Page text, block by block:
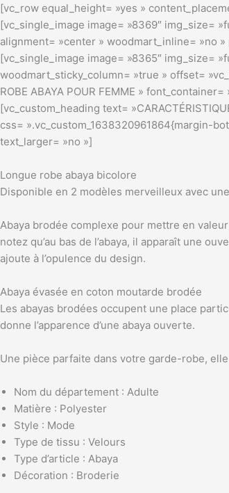
[vc_row equal_height= »yes »
[vc_single_image image= »8369″ img_size=
alignment= »center » woodmart_inline= »no
[vc_single_image image= »8365″ img_size=
woodmart_sticky_column= »true » offset=
ROBE ABAYA POUR FEMME »
[vc_custom_heading text=
css= ».vc_custom_1638320961864{margin-
text_larger= »no »]
Longue robe abaya bicolore
Disponible en 2 modèles merveilleux avec
Abaya brodée complexe pour mettre en
notez qu’au bas de l’abaya, il apparaît une
ajoute à l’opulence du design.
Abaya évasée en coton moutarde brodée
Les abayas brodées occupent une place
donne l’apparence d’une abaya ouverte.
Une pièce parfaite dans votre garde-robe,
Nom du département : Adulte
Matière : Polyester
Style : Mode
Type de tissu : Velours
Type d’article : Abaya
Décoration : Broderie